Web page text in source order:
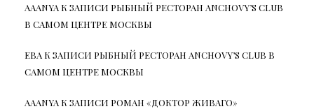
AAANYAК ЗАПИСИ РЫБНЫЙ РЕСТОРАН ANCHOVY’S CLUB
В САМОМ ЦЕНТРЕ МОСКВЫ
ЕВАК ЗАПИСИ РЫБНЫЙ РЕСТОРАН ANCHOVY’S CLUB В
САМОМ ЦЕНТРЕ МОСКВЫ
AAANYAК ЗАПИСИ РОМАН «ДОКТОР ЖИВАГО»